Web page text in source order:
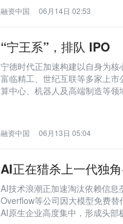
融资中国 06月14日 02:53
“宁王系”，排队 IPO
宁德时代正加速构建以自身为核
富临精工、世纪互联等多家上
算中心、机器人及高端制造等
融资中国 06月13日 05:04
AI正在猎杀上一代独
AI技术浪潮正加速淘汰依赖信
Overflow等公司因大模型免费
AI原生企业高度集中，形成头